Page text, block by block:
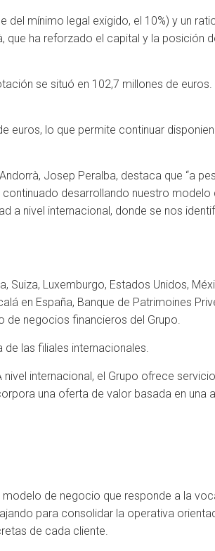
mínimo legal exigido, el 10%) y un
que ha reforzado el capital y la posición
se situó en 102,7 millones de
euros, lo que permite continuar
Josep Peralba, destaca que “a
desarrollando nuestro modelo
a nivel internacional, donde se nos
Suiza, Luxemburgo, Estados Unidos,
en España, Banque de Patrimoines
de negocios financieros del Grupo.
las filiales internacionales.
internacional, el Grupo ofrece
una oferta de valor basada en una
de negocio que responde a la
para consolidar la operativa
de cada cliente.